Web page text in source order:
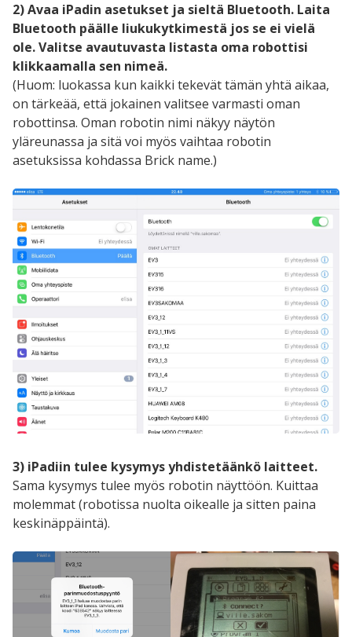
2) Avaa iPadin asetukset ja sieltä Bluetooth. Laita
Bluetooth päälle liukukytkimestä jos se ei vielä
ole. Valitse avautuvasta listasta oma robottisi
klikkaamalla sen nimeä.
(Huom: luokassa kun kaikki tekevät tämän yhtä aikaa,
on tärkeää, että jokainen valitsee varmasti oman
robottinsa. Oman robotin nimi näkyy näytön
yläreunassa ja sitä voi myös vaihtaa robotin
asetuksissa kohdassa Brick name.)
3) iPadiin tulee kysymys yhdistetäänkö laitteet.
Sama kysymys tulee myös robotin näyttöön. Kuittaa
molemmat (robotissa nuolta oikealle ja sitten paina
keskinäppäintä).